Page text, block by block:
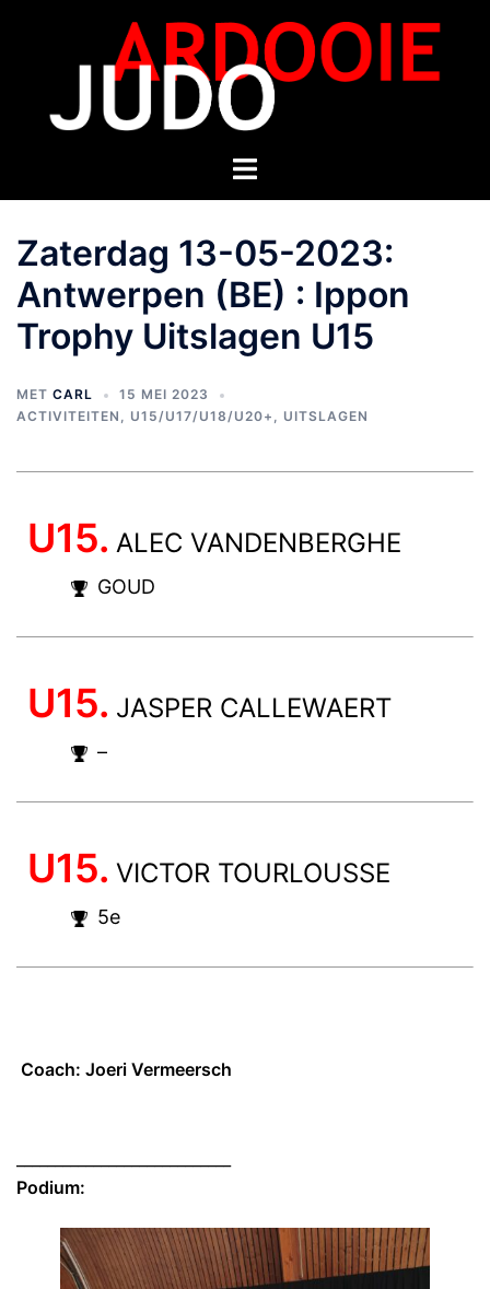
Zaterdag 13-05-2023:
Antwerpen (BE) : Ippon
Trophy Uitslagen U15
MET CARL
15 MEI 2023
ACTIVITEITEN , U15/U17/U18/U20+ , UITSLAGEN
U15. ALEC VANDENBERGHE
GOUD
U15. JASPER CALLEWAERT
–
U15. VICTOR TOURLOUSSE
5e
Coach: Joeri Vermeersch
Podium: